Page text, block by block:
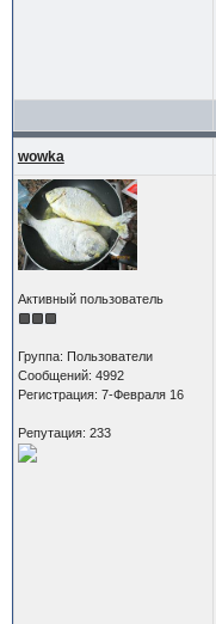
wowka
Активный пользователь
Группа: Пользователи
Сообщений: 4992
Регистрация: 7-Февраля 16
Репутация: 233